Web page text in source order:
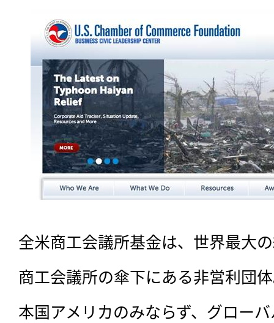
全米商工会議所基金は、世界最大
商工会議所の傘下にある非営利団
本国アメリカのみならず、グロー